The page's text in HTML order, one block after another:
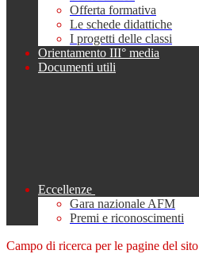
Offerta formativa
Le schede didattiche
I progetti delle classi
Orientamento III° media
Documenti utili
Eccellenze
Gara nazionale AFM
Premi e riconoscimenti
Campo di ricerca per le pagine del sito